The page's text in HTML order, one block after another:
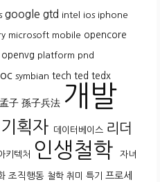
google gtd intel ios iphone
microsoft mobile opencore
openvg platform pnd
symbian tech ted tedx
孟子 孫子兵法 개발
기획자 데이터베이스 리더
키텍처 인생철학 자녀
조직행동 철학 취미 특기 프로세